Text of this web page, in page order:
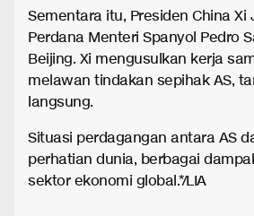
Sementara itu, Presiden China
Perdana Menteri Spanyol Pedro
Beijing. Xi mengusulkan kerja
melawan tindakan sepihak AS,
langsung.
Situasi perdagangan antara AS
perhatian dunia, berbagai
sektor ekonomi global.*/LIA